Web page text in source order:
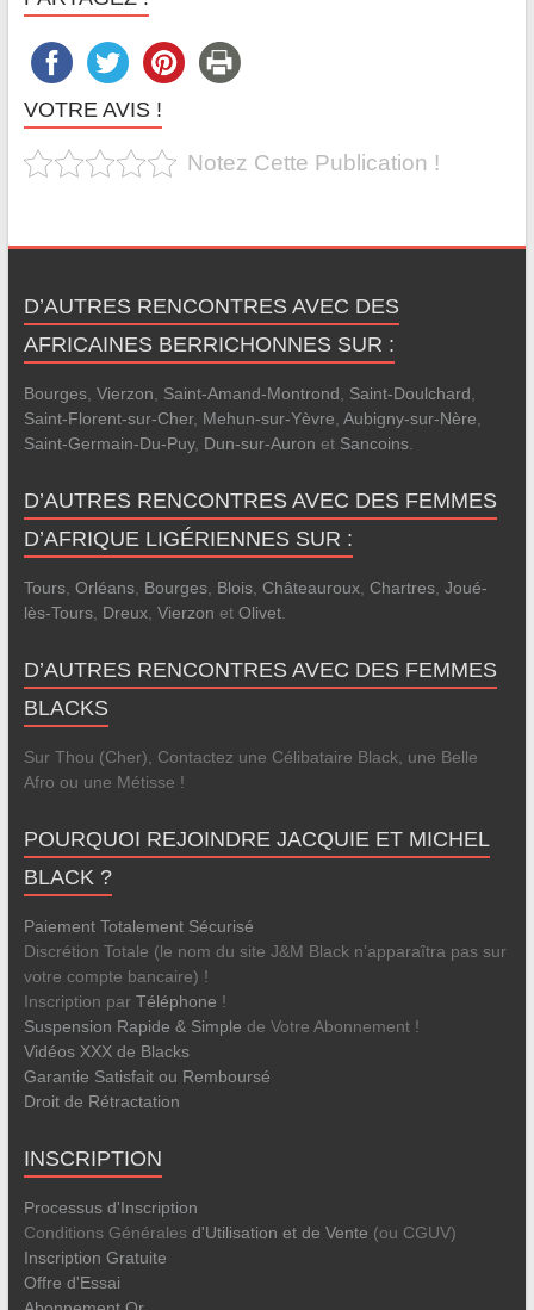
VOTRE AVIS !
Notez Cette Publication !
D’AUTRES RENCONTRES AVEC DES
AFRICAINES BERRICHONNES SUR :
Bourges, Vierzon, Saint-Amand-Montrond, Saint-Doulchard,
Saint-Florent-sur-Cher, Mehun-sur-Yèvre, Aubigny-sur-Nère,
Saint-Germain-Du-Puy, Dun-sur-Auron et Sancoins.
D’AUTRES RENCONTRES AVEC DES FEMMES
D’AFRIQUE LIGÉRIENNES SUR :
Tours, Orléans, Bourges, Blois, Châteauroux, Chartres, Joué-
lès-Tours, Dreux, Vierzon et Olivet.
D’AUTRES RENCONTRES AVEC DES FEMMES
BLACKS
Sur Thou (Cher), Contactez une Célibataire Black, une Belle
Afro ou une Métisse !
POURQUOI REJOINDRE JACQUIE ET MICHEL
BLACK ?
Paiement Totalement Sécurisé
Discrétion Totale (le nom du site J&M Black n’apparaîtra pas sur
votre compte bancaire) !
Inscription par Téléphone !
Suspension Rapide & Simple de Votre Abonnement !
Vidéos XXX de Blacks
Garantie Satisfait ou Remboursé
Droit de Rétractation
INSCRIPTION
Processus d'Inscription
Conditions Générales d'Utilisation et de Vente (ou CGUV)
Inscription Gratuite
Offre d'Essai